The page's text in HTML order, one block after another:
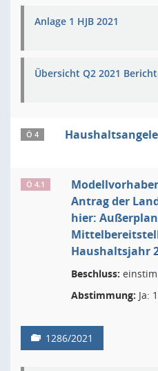
Anlage 1 HJB 2021
Übersicht Q2 2021
Ö 4
Ö 4.1
Antrag der
hier:
Haushaltsjahr
Beschluss:
Abstimmung: Ja:
1286/2021